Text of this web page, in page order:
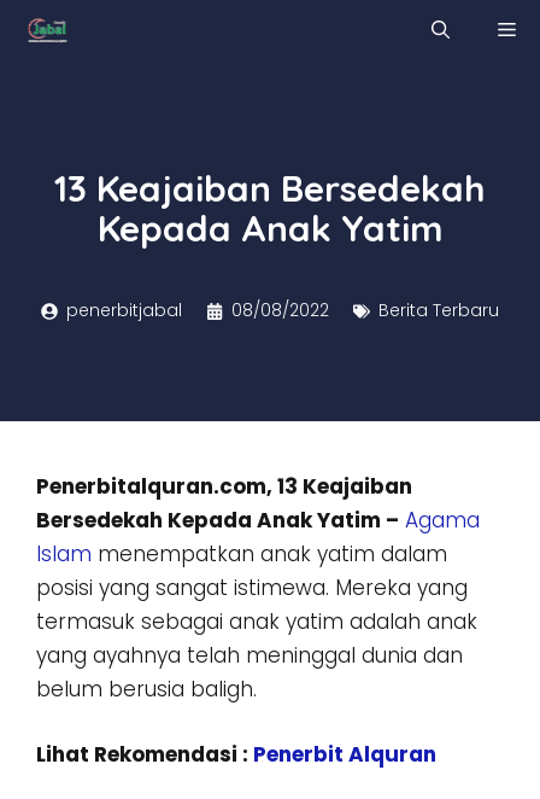
Skip
13 Keajaiban Bersedekah
Kepada Anak Yatim
penerbitjabal 08/08/2022 Berita Terbaru
Penerbitalquran.com, 13 Keajaiban
Bersedekah Kepada Anak Yatim – Agama
Islam menempatkan anak yatim dalam
posisi yang sangat istimewa. Mereka yang
termasuk sebagai anak yatim adalah anak
yang ayahnya telah meninggal dunia dan
belum berusia baligh.
Lihat Rekomendasi : Penerbit Alquran